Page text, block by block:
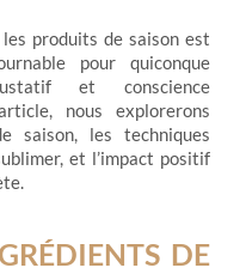
produits de saison est
pour quiconque
et conscience
nous explorerons
saison, les techniques
et l’impact positif
DE